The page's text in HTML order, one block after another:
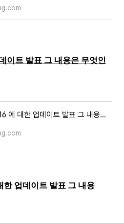
이트 발표 그 내용은 무엇인
iPadOS 16 에 대한 업데이트 발표 그 내용은 무엇인가?
한 업데이트 발표 그 내용